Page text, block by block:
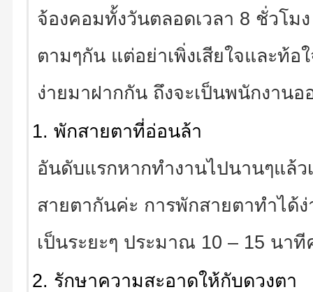
จ้องคอมทั้งวันตลอดเวลา 8 ชั่วโม
ตามๆกัน แต่อย่าเพิ่งเสียใจและท้อ
ง่ายมาฝากกัน ถึงจะเป็นพนักงาน
พักสายตาที่อ่อนล้า
อันดับแรกหากทำงานไปนานๆแล้
สายตากันค่ะ การพักสายตาทำได้
เป็นระยะๆ ประมาณ 10 – 15 นาที
รักษาความสะอาดให้กับดวงตา